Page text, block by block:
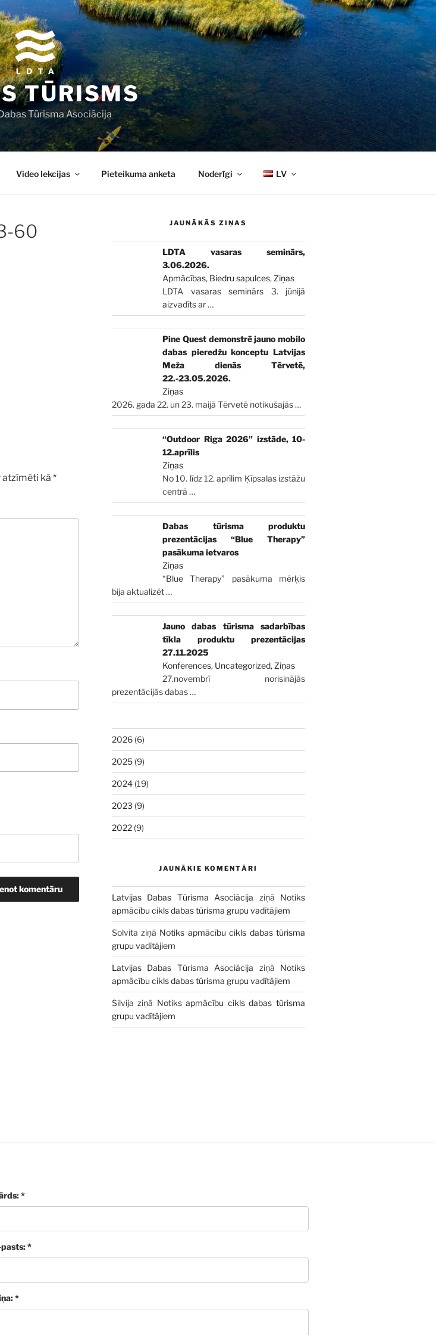
TŪRISMS
Tūrisma Asociācija
Video lekcijas Pieteikuma anketa Noderīgi LV
60
atzīmēti kā *
JAUNĀKĀS ZIŅAS
LDTA vasaras seminārs,
3.06.2026.
Apmācības, Biedru sapulces, Ziņas
LDTA vasaras seminārs 3. jūnijā
aizvadīts ar…
Pine Quest demonstrē jauno mobilo
dabas pieredžu konceptu Latvijas
Meža dienās Tērvetē,
22.-23.05.2026.
Ziņas
2026. gada 22. un 23. maijā Tērvetē notikušajās…
“Outdoor Riga 2026” izstāde, 10-
12.aprīlis
Ziņas
No 10. līdz 12. aprīlim Ķīpsalas izstāžu
centrā…
Dabas tūrisma produktu
prezentācijas “Blue Therapy”
pasākuma ietvaros
Ziņas
“Blue Therapy” pasākuma mērķis
bija aktualizēt…
Jauno dabas tūrisma sadarbības
tīkla produktu prezentācijas
27.11.2025
Konferences, Uncategorized, Ziņas
27.novembrī norisinājās
prezentācijās dabas…
2026(6)
2025(9)
2024(19)
2023 (9)
2022(9)
JAUNĀKIE KOMENTĀRI
Latvijas Dabas Tūrisma Asociācija ziņā Notiks
apmācību cikls dabas tūrisma grupu vadītājiem
Solvita ziņā Notiks apmācību cikls dabas tūrisma
grupu vadītājiem
Latvijas Dabas Tūrisma Asociācija ziņā Notiks
apmācību cikls dabas tūrisma grupu vadītājiem
Silvija ziņā Notiks apmācību cikls dabas tūrisma
grupu vadītājiem
*
pasts: *
*